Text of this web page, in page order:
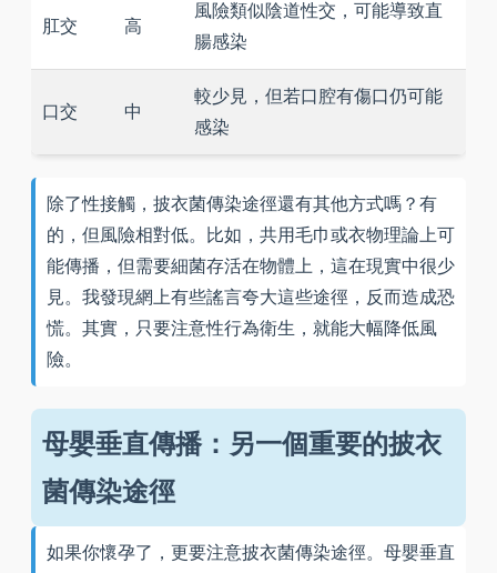
肛交 高
風險類似陰道性交，可能導致直
腸感染
口交 中
較少見，但若口腔有傷口仍可能
感染
除了性接觸，披衣菌傳染途徑還有其他方式嗎？有
的，但風險相對低。比如，共用毛巾或衣物理論上可
能傳播，但需要細菌存活在物體上，這在現實中很少
見。我發現網上有些謠言夸大這些途徑，反而造成恐
慌。其實，只要注意性行為衛生，就能大幅降低風
險。
母嬰垂直傳播：另一個重要的披衣
菌傳染途徑
如果你懷孕了，更要注意披衣菌傳染途徑。母嬰垂直